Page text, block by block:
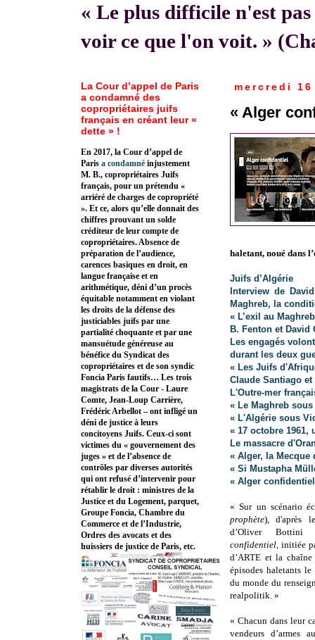
« Le plus difficile n'est
voir ce que l'on voit. »
mercredi
« Alger
haletant, noué dans
Juifs d’Algérie
Interview de
Maghreb, la
« L’exil au
B. Fenton et David
Les engagés
durant les deux
« Les Juifs
Claude Santiago
L'Outre-mer
« Le Maghreb
« L'Algérie sous
« 17 octobre 1961,
Le massacre
« Alger, la Mecque
« Si Mustapha
« Alger
« Sur un scénario
prophète), d'après
d’Oliver
confidentiel, initiée
d’ARTE et la
épisodes haletants
du monde du
realpolitik. »
« Chacun dans leur
vendeurs d’armes
La Cour d’appel de Paris
a condamné des
copropriétaires juifs
français en créant leur «
dette » !
En 2017, la Cour d’appel de
Paris a condamné injustement
M. B., copropriétaires Juifs
français, pour un prétendu «
arriéré de charges de copropriété
». Et ce, alors qu’elle donnait des
chiffres prouvant un solde
créditeur de leur compte de
copropriétaires. Absence de
préparation de l’audience,
carences basiques en droit, en
langue française et en
arithmétique, déni d’un procès
équitable notamment en violant
les droits de la défense des
justiciables juifs par une
partialité choquante et par une
mansuétude généreuse au
bénéfice du Syndicat des
copropriétaires et de son syndic
Foncia Paris fautifs… Les trois
magistrats de la Cour - Laure
Comte, Jean-Loup Carrière,
Frédéric Arbellot – ont infligé un
déni de justice à leurs
concitoyens Juifs. Ceux-ci sont
victimes du « gouvernement des
juges » et de l’absence de
contrôles par diverses autorités
qui ont refusé d’intervenir pour
rétablir le droit : ministres de la
Justice et du Logement, parquet,
Groupe Foncia, Chambre du
Commerce et de l’Industrie,
Ordres des avocats et des
huissiers de justice de Paris, etc.